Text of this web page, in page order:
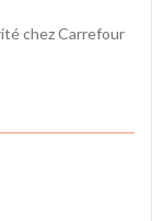
chez Carrefour